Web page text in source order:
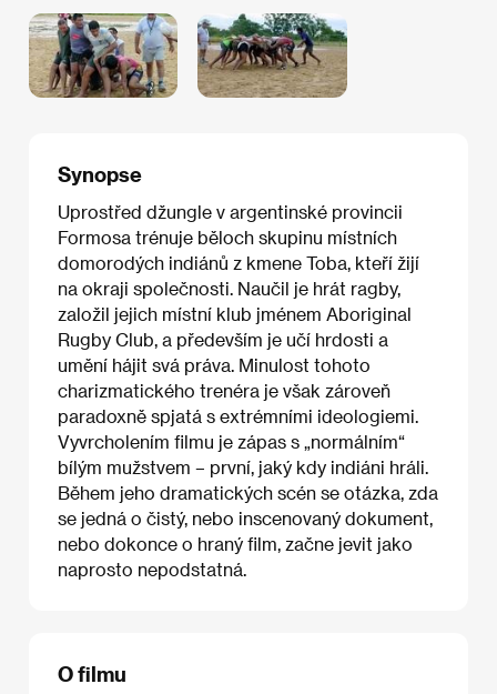
Synopse
Uprostřed džungle v argentinské provincii
Formosa trénuje běloch skupinu místních
domorodých indiánů z kmene Toba, kteří žijí
na okraji společnosti. Naučil je hrát ragby,
založil jejich místní klub jménem Aboriginal
Rugby Club, a především je učí hrdosti a
umění hájit svá práva. Minulost tohoto
charizmatického trenéra je však zároveň
paradoxně spjatá s extrémními ideologiemi.
Vyvrcholením filmu je zápas s „normálním“
bílým mužstvem – první, jaký kdy indiáni hráli.
Během jeho dramatických scén se otázka, zda
se jedná o čistý, nebo inscenovaný dokument,
nebo dokonce o hraný film, začne jevit jako
naprosto nepodstatná.
O filmu